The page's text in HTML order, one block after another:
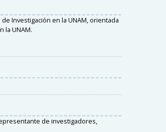
Investigación en la UNAM, orientada
la UNAM.
de investigadores,